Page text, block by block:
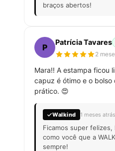
braços abertos!
P
Patrícia Tavares
2
Mara!! A estampa ficou
capuz é ótimo e o bolso
prático. 😍
Walkind 1 meses atrás
Ficamos super
como você que a
sempre!